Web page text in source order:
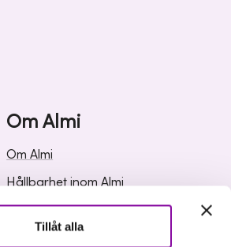
Tillåt alla
Om Almi
Om Almi
Hållbarhet inom Almi
Organisation